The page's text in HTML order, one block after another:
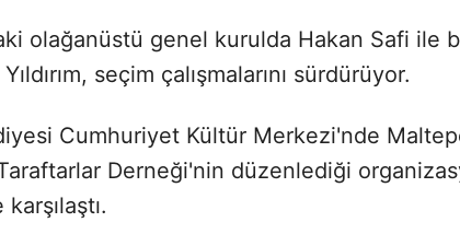
olağanüstü genel kurulda Hakan Safi ile
seçim çalışmalarını sürdürüyor.
Cumhuriyet Kültür Merkezi'nde
Derneği'nin düzenlediği
karşılaştı.